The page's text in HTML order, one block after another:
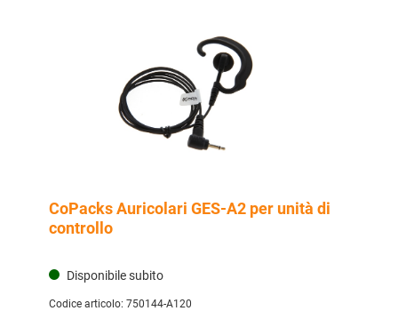
CoPacks Auricolari GES-A2 per unità di
controllo
Disponibile subito
Codice articolo: 750144-A120